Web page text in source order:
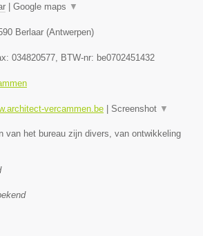
| Google maps ▼
Berlaar (Antwerpen)
034820577 , BTW-nr: be0702451432
vercammen.be | Screenshot ▼
van het bureau zijn divers, van ontwikkeling